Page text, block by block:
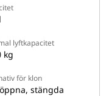
lyftkapacitet
kg
för klon
stängda